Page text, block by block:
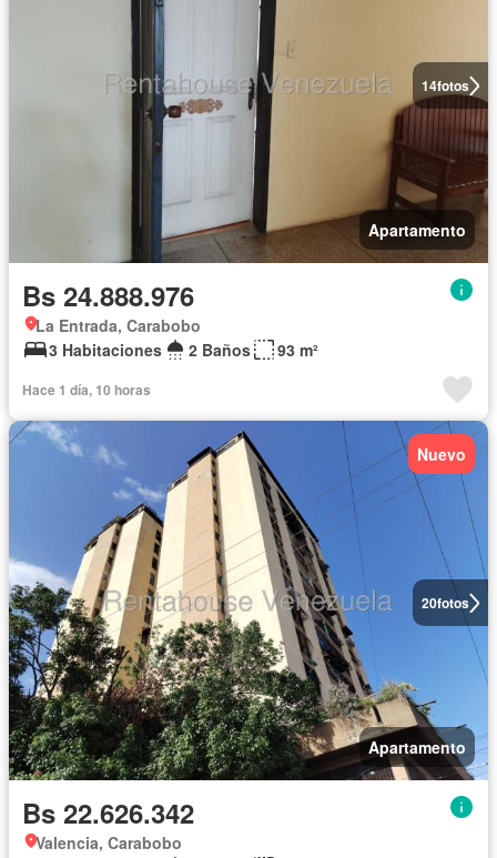
14fotos
Apartamento
Bs 24.888.976
La Entrada, Carabobo
3 Habitaciones
2 Baños 93 m²
Hace 1 día, 10 horas
20fotos
Nuevo
Apartamento
Bs 22.626.342
Valencia, Carabobo